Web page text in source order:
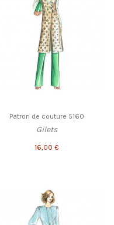
Patron de couture 5160
Gilets
16,00 €